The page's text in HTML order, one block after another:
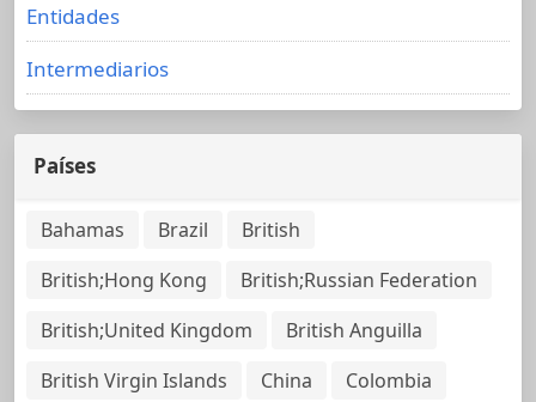
Entidades
Intermediarios
Países
Bahamas Brazil
British
British;Hong Kong
British;Russian Federation
British;United Kingdom
British Anguilla
British Virgin Islands
China
Colombia